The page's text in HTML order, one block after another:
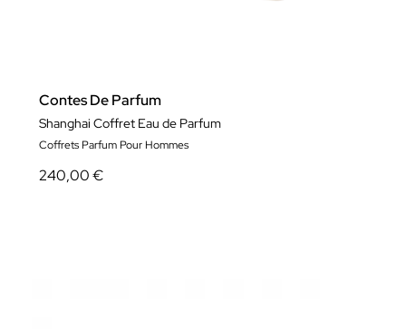
Contes De Parfum
Shanghai Coffret Eau de Parfum
Coffrets Parfum Pour Hommes
240,00 €